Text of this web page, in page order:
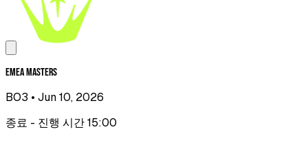
EMEA Masters
BO3 • Jun 10, 2026
종료 - 진행 시간 15:00